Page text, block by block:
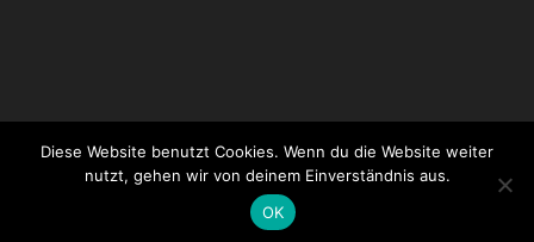
Impressum Datenschutzerklärung
Login CityChurch
Login WordPress
Diese Website benutzt Cookies. Wenn du die Website weiter
nutzt, gehen wir von deinem Einverständnis aus.
OK